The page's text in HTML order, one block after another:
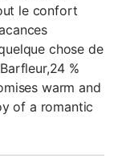
le confort
chose de
%
warm and
of a romantic